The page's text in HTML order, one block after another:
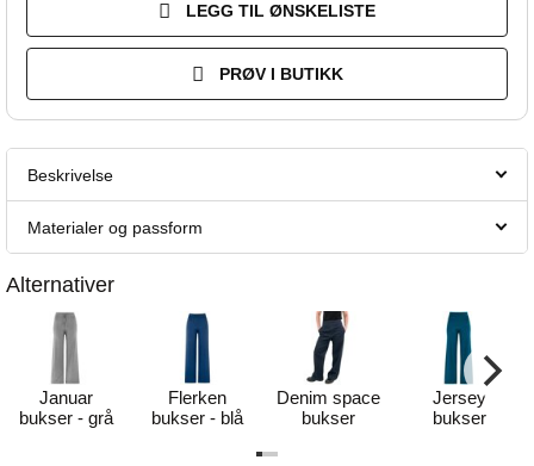
LEGG TIL ØNSKELISTE
PRØV I BUTIKK
Beskrivelse
Materialer og passform
Alternativer
Januar
bukser - grå
Flerken
bukser - blå
Denim space
bukser
Jersey
bukser